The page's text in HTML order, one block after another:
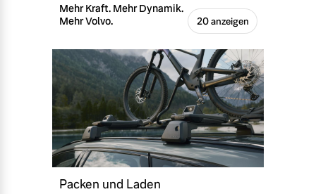
Mehr Kraft. Mehr Dynamik.
Mehr Volvo.
20 anzeigen
Packen und Laden